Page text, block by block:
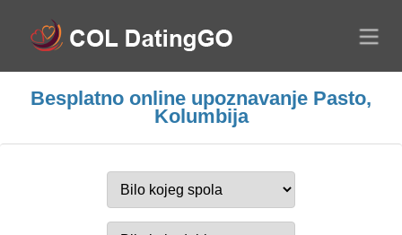
Besplatno online upoznavanje Pasto,
Kolumbija